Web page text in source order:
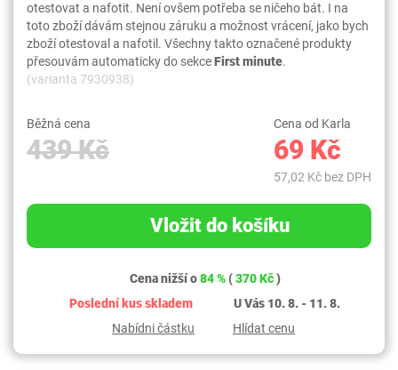
otestovat a nafotit. Není ovšem potřeba se ničeho bát. I na
toto zboží dávám stejnou záruku a možnost vrácení, jako bych
zboží otestoval a nafotil. Všechny takto označené produkty
přesouvám automaticky do sekceFirst minute.
(varianta 7930938)
Běžná cena
439 Kč
Cena od Karla
69 Kč
57,02 Kč bez DPH
Vložit do košíku
Cena nižší o84 %(370 Kč)
Poslední kus skladem
U Vás 10. 8. - 11. 8.
Nabídni částku
Hlídat cenu